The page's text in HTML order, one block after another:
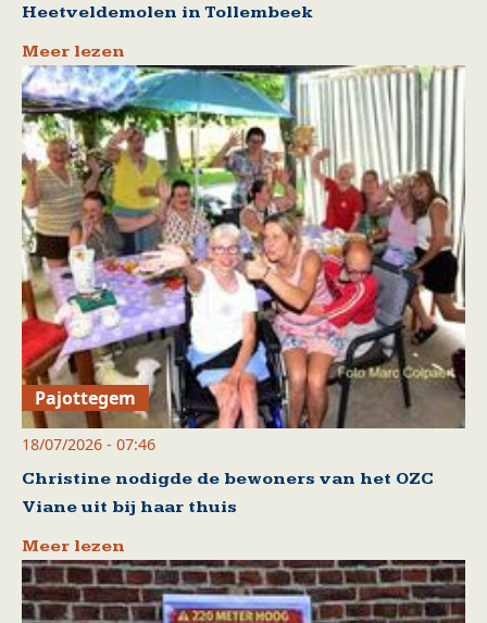
Heetveldemolen in Tollembeek
Meer lezen
Pajottegem
18/07/2026 - 07:46
Christine nodigde de bewoners van het OZC
Viane uit bij haar thuis
Meer lezen